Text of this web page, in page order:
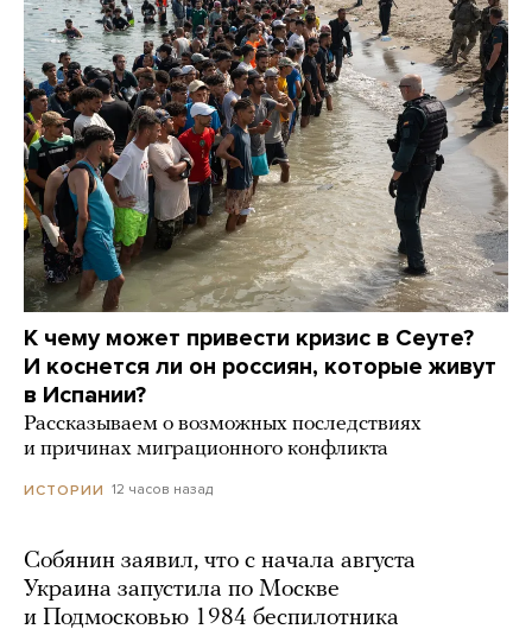
К чему может привести кризис в Сеуте?
И коснется ли он россиян, которые живут
в Испании?
Рассказываем о возможных последствиях
и причинах миграционного конфликта
ИСТОРИИ 12 часов назад
Собянин заявил, что с начала августа
Украина запустила по Москве
и Подмосковью 1984 беспилотника